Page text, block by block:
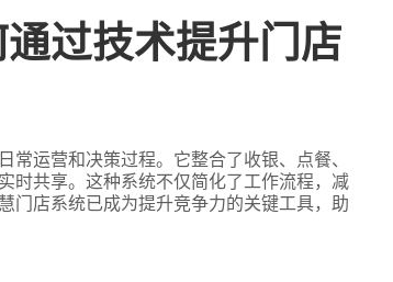
过技术提升门店
运营和决策过程。它整合了收银、点餐、
时共享。这种系统不仅简化了工作流程，减
门店系统已成为提升竞争力的关键工具，助